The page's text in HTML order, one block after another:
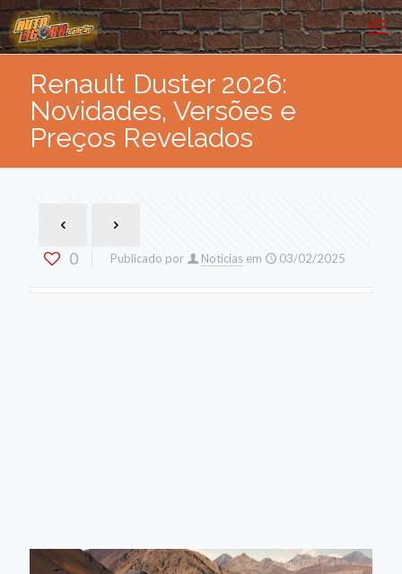
Renault Duster 2026:
Novidades, Versões e
Preços Revelados
0 Publicado por Noticias em 03/02/2025